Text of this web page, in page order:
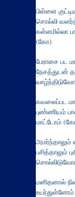
பிள்ளை
சொல்லி
கள்ளமில்லா
(கோ)
பேராசை பட
நேசத்துடன்
கவலைப்பட
புண்ணியம்
மாட்டோம்
அமர்ந்தாலும்
பசித்தாலும்
மனிதனால்
உயர்துள்ளோம்